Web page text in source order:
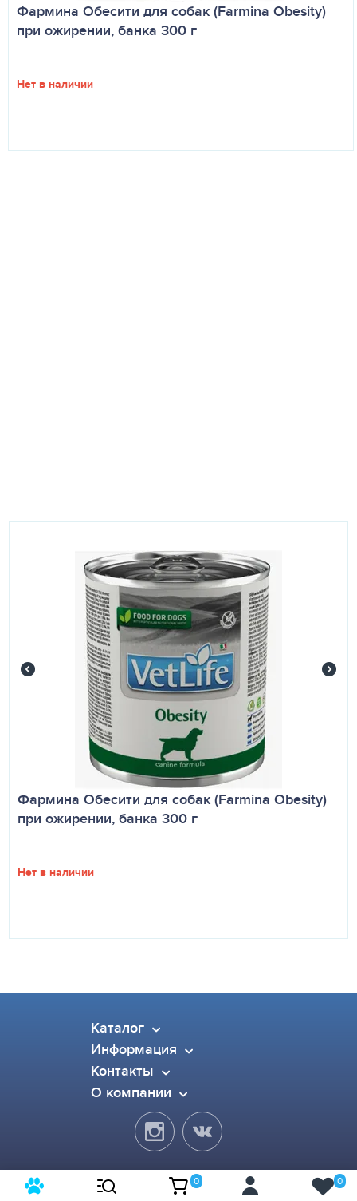
Фармина Обесити для собак (Farmina Obesity)
при ожирении, банка 300 г
Нет в наличии
Фармина Обесити для собак (Farmina Obesity)
при ожирении, банка 300 г
Нет в наличии
Каталог
Информация
Контакты
О компании
© 2015-2026 Pet Dog. Все права защищены.
0 0